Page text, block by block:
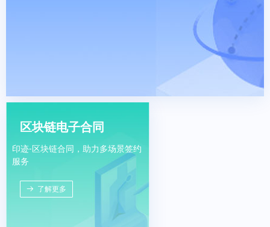
区块链电子合同
印迹-区块链合同，助力多场景签约
服务
뀠 了解更多